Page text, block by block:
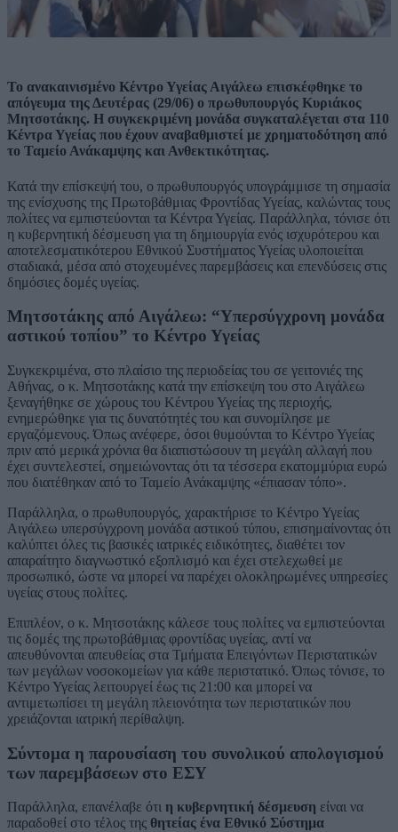
Το ανακαινισμένο Κέντρο Υγείας Αιγάλεω επισκέφθηκε το
απόγευμα της Δευτέρας (29/06) ο πρωθυπουργός Κυριάκος
Μητσοτάκης. Η συγκεκριμένη μονάδα συγκαταλέγεται στα 110
Κέντρα Υγείας που έχουν αναβαθμιστεί με χρηματοδότηση από
το Ταμείο Ανάκαμψης και Ανθεκτικότητας.
Κατά την επίσκεψή του, ο πρωθυπουργός υπογράμμισε τη σημασία
της ενίσχυσης της Πρωτοβάθμιας Φροντίδας Υγείας, καλώντας τους
πολίτες να εμπιστεύονται τα Κέντρα Υγείας. Παράλληλα, τόνισε ότι
η κυβερνητική δέσμευση για τη δημιουργία ενός ισχυρότερου και
αποτελεσματικότερου Εθνικού Συστήματος Υγείας υλοποιείται
σταδιακά, μέσα από στοχευμένες παρεμβάσεις και επενδύσεις στις
δημόσιες δομές υγείας.
Μητσοτάκης από Αιγάλεω: “Υπερσύγχρονη μονάδα
αστικού τοπίου” το Κέντρο Υγείας
Συγκεκριμένα, στο πλαίσιο της περιοδείας του σε γειτονιές της
Αθήνας, ο κ. Μητσοτάκης κατά την επίσκεψη του στο Αιγάλεω
ξεναγήθηκε σε χώρους του Κέντρου Υγείας της περιοχής,
ενημερώθηκε για τις δυνατότητές του και συνομίλησε με
εργαζόμενους. Όπως ανέφερε, όσοι θυμούνται το Κέντρο Υγείας
πριν από μερικά χρόνια θα διαπιστώσουν τη μεγάλη αλλαγή που
έχει συντελεστεί, σημειώνοντας ότι τα τέσσερα εκατομμύρια ευρώ
που διατέθηκαν από το Ταμείο Ανάκαμψης «έπιασαν τόπο».
Παράλληλα, ο πρωθυπουργός, χαρακτήρισε το Κέντρο Υγείας
Αιγάλεω υπερσύγχρονη μονάδα αστικού τύπου, επισημαίνοντας ότι
καλύπτει όλες τις βασικές ιατρικές ειδικότητες, διαθέτει τον
απαραίτητο διαγνωστικό εξοπλισμό και έχει στελεχωθεί με
προσωπικό, ώστε να μπορεί να παρέχει ολοκληρωμένες υπηρεσίες
υγείας στους πολίτες.
Επιπλέον, ο κ. Μητσοτάκης κάλεσε τους πολίτες να εμπιστεύονται
τις δομές της πρωτοβάθμιας φροντίδας υγείας, αντί να
απευθύνονται απευθείας στα Τμήματα Επειγόντων Περιστατικών
των μεγάλων νοσοκομείων για κάθε περιστατικό. Όπως τόνισε, το
Κέντρο Υγείας λειτουργεί έως τις 21:00 και μπορεί να
αντιμετωπίσει τη μεγάλη πλειονότητα των περιστατικών που
χρειάζονται ιατρική περίθαλψη.
Σύντομα η παρουσίαση του συνολικού απολογισμού
των παρεμβάσεων στο ΕΣΥ
Παράλληλα, επανέλαβε ότι η κυβερνητική δέσμευση είναι να
παραδοθεί στο τέλος της θητείας ένα Εθνικό Σύστημα